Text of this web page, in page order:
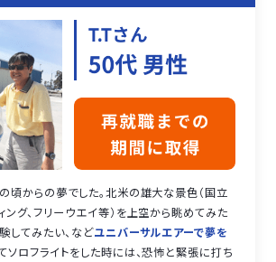
頃からの夢でした。北米の雄大な景色（国立
ング、フリーウエイ等）を上空から眺めてみた
してみたい、などユニバーサルエアーで夢を
ソロフライトをした時には、恐怖と緊張に打ち